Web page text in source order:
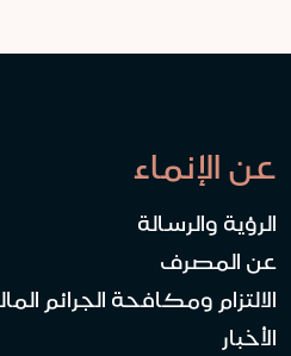
عن الإنماء
الرؤية والرسالة
عن المصرف
الالتزام ومكافحة الجرائم
الأخبار